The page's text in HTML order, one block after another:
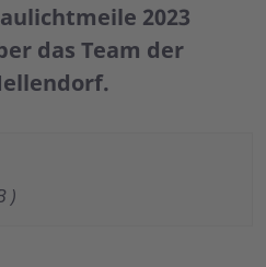
2023
das Team der
)